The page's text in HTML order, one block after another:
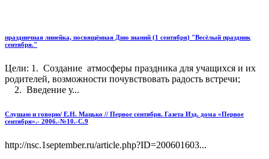
праздничная линейка, посвящённая Дню знаний (1 сентября) "Весёлый праздник
сентября."
Цели: 1. Создание атмосферы праздника для учащихся и их
родителей, возможности почувствовать радость встречи;
2. Введение у...
Слушаю и говорю/ Е.Н. Мацько // Первое сентября. Газета Изд. дома «Первое
сентября».- 2006.-№10.-С.9
http://nsc.1september.ru/article.php?ID=200601603...